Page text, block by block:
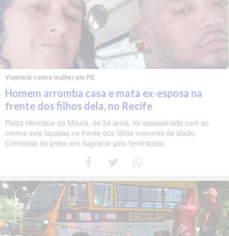
Violência contra mulher em PE
Homem arromba casa e mata ex-esposa na
frente dos filhos dela, no Recife
Raiza Henrique de Moura, de 34 anos, foi assassinada com ao
menos seis facadas na frente dos filhos menores de idade.
Criminoso foi preso em flagrante pelo feminicídio.